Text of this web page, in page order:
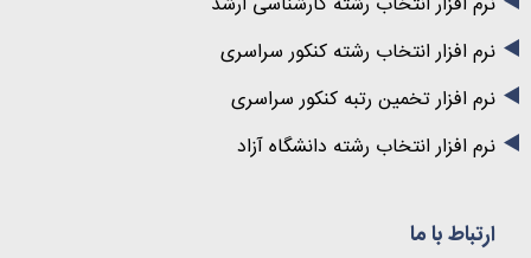
نرم افزار انتخاب رشته کنکور سراسری
نرم افزار تخمین رتبه کنکور سراسری
نرم افزار انتخاب رشته دانشگاه آزاد
ارتباط با ما